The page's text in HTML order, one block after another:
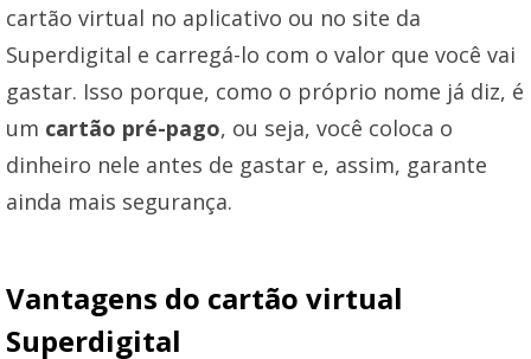
cartão virtual no aplicativo ou no site da
Superdigital e carregá-lo com o valor que você vai
gastar. Isso porque, como o próprio nome já diz, é
um cartão pré-pago, ou seja, você coloca o
dinheiro nele antes de gastar e, assim, garante
ainda mais segurança.
Vantagens do cartão virtual
Superdigital